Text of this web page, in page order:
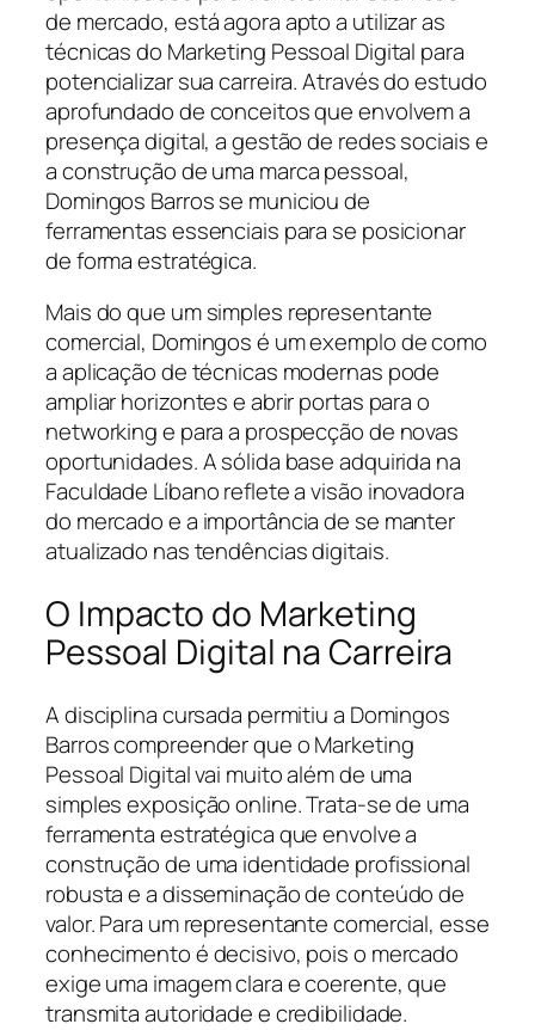
de mercado, está agora apto a utilizar as
técnicas do Marketing Pessoal Digital para
potencializar sua carreira. Através do estudo
aprofundado de conceitos que envolvem a
presença digital, a gestão de redes sociais e
a construção de uma marca pessoal,
Domingos Barros se municiou de
ferramentas essenciais para se posicionar
de forma estratégica.
Mais do que um simples representante
comercial, Domingos é um exemplo de como
a aplicação de técnicas modernas pode
ampliar horizontes e abrir portas para o
networking e para a prospecção de novas
oportunidades. A sólida base adquirida na
Faculdade Líbano reflete a visão inovadora
do mercado e a importância de se manter
atualizado nas tendências digitais.
O Impacto do Marketing
Pessoal Digital na Carreira
A disciplina cursada permitiu a Domingos
Barros compreender que o Marketing
Pessoal Digital vai muito além de uma
simples exposição online. Trata-se de uma
ferramenta estratégica que envolve a
construção de uma identidade profissional
robusta e a disseminação de conteúdo de
valor. Para um representante comercial, esse
conhecimento é decisivo, pois o mercado
exige uma imagem clara e coerente, que
transmita autoridade e credibilidade.